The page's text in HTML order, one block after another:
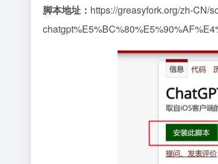
脚本地址： https://greasyfork.org/zh-CN/